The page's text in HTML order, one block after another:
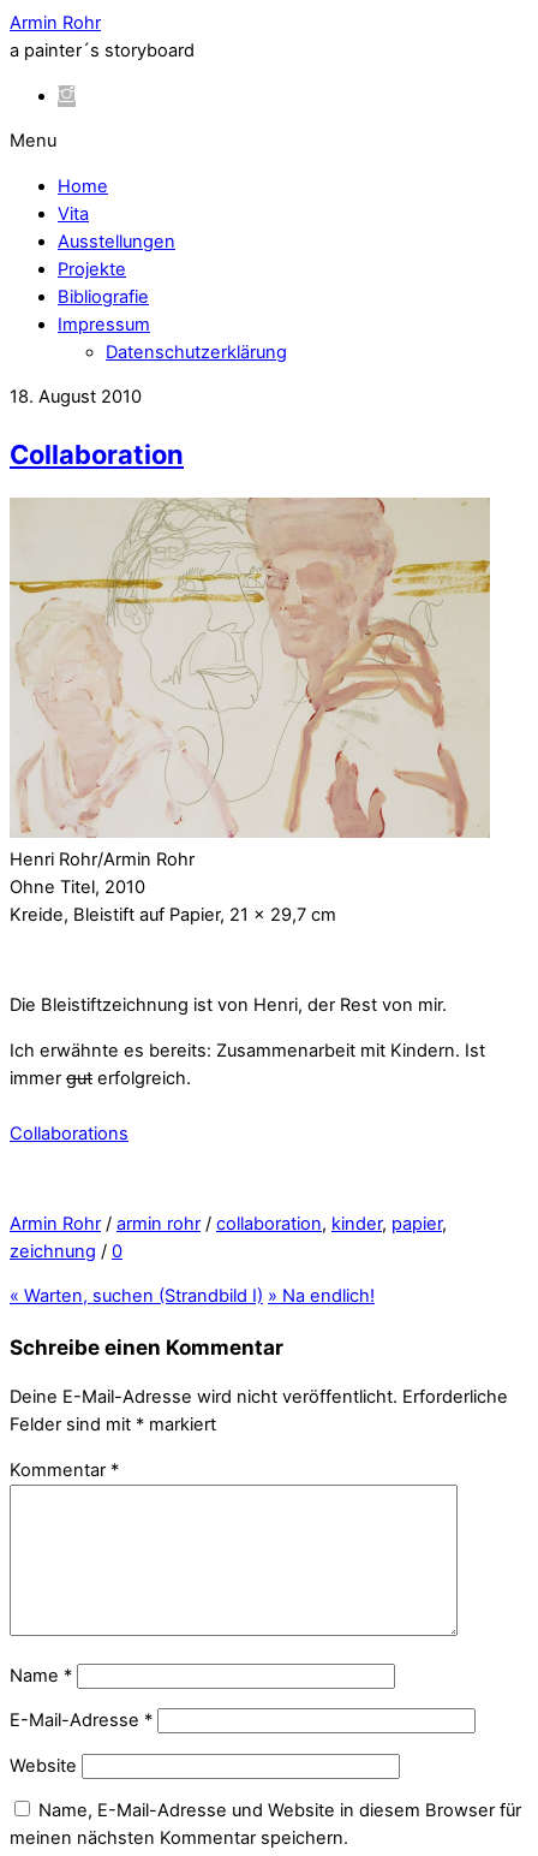
Armin Rohr
a painter´s storyboard
Menu
Home
Vita
Ausstellungen
Projekte
Bibliografie
Impressum
Datenschutzerklärung
18. August 2010
Collaboration
Henri Rohr/Armin Rohr
Ohne Titel, 2010
Kreide, Bleistift auf Papier, 21 x 29,7 cm
Die Bleistiftzeichnung ist von Henri, der Rest von mir.
Ich erwähnte es bereits: Zusammenarbeit mit Kindern. Ist
immer gut erfolgreich.
Collaborations
Armin Rohr / armin rohr / collaboration, kinder, papier,
zeichnung / 0
« Warten, suchen (Strandbild I) » Na endlich!
Schreibe einen Kommentar
Deine E-Mail-Adresse wird nicht veröffentlicht. Erforderliche
Felder sind mit * markiert
Kommentar *
Name *
E-Mail-Adresse *
Website
Name, E-Mail-Adresse und Website in diesem Browser für
meinen nächsten Kommentar speichern.